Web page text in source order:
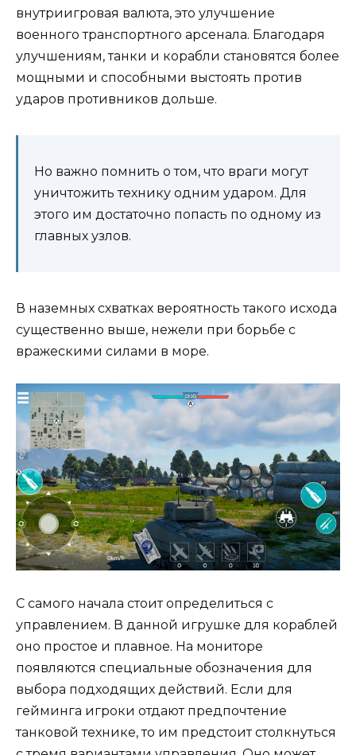
внутриигровая валюта, это улучшение
военного транспортного арсенала. Благодаря
улучшениям, танки и корабли становятся более
мощными и способными выстоять против
ударов противников дольше.
Но важно помнить о том, что враги могут
уничтожить технику одним ударом. Для
этого им достаточно попасть по одному из
главных узлов.
В наземных схватках вероятность такого исхода
существенно выше, нежели при борьбе с
вражескими силами в море.
С самого начала стоит определиться с
управлением. В данной игрушке для кораблей
оно простое и плавное. На мониторе
появляются специальные обозначения для
выбора подходящих действий. Если для
гейминга игроки отдают предпочтение
танковой технике, то им предстоит столкнуться